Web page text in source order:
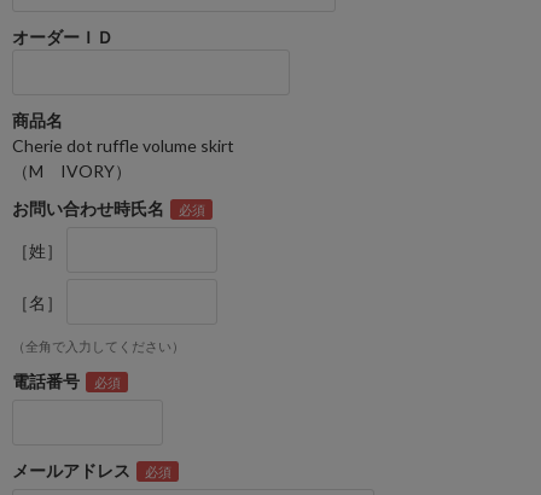
オーダーＩＤ
商品名
Cherie dot ruffle volume skirt
（M IVORY）
お問い合わせ時氏名
［姓］
［名］
（全角で入力してください）
電話番号
メールアドレス